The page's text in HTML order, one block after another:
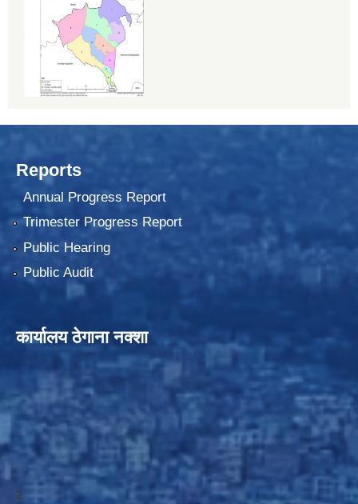
Reports
Annual Progress Report
Trimester Progress Report
Public Hearing
Public Audit
कार्यालय ठेगाना नक्शा
2